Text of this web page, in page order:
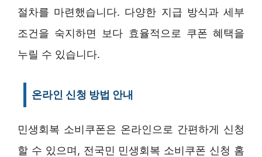
절차를 마련했습니다. 다양한 지급 방식과 세부
조건을 숙지하면 보다 효율적으로 쿠폰 혜택을
누릴 수 있습니다.
온라인 신청 방법 안내
민생회복 소비쿠폰은 온라인으로 간편하게 신청
할 수 있으며, 전국민 민생회복 소비쿠폰 신청 홈